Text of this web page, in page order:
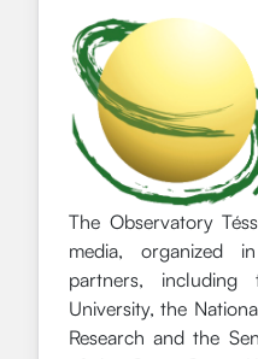
The Observatory
media, organized
partners,
University, the
Research and the